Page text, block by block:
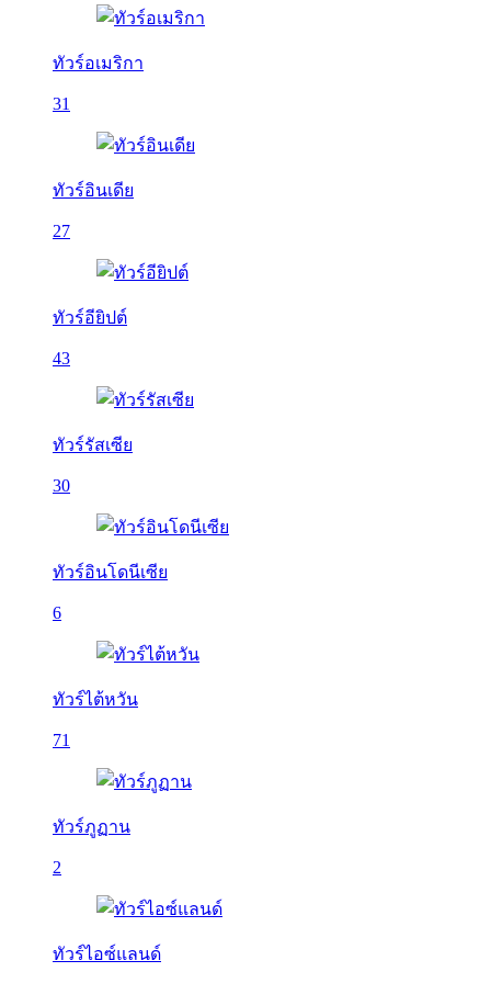
ทัวร์อเมริกา
31
ทัวร์อินเดีย
27
ทัวร์อียิปต์
43
ทัวร์รัสเซีย
30
ทัวร์อินโดนีเซีย
6
ทัวร์ไต้หวัน
71
ทัวร์ภูฏาน
2
ทัวร์ไอซ์แลนด์